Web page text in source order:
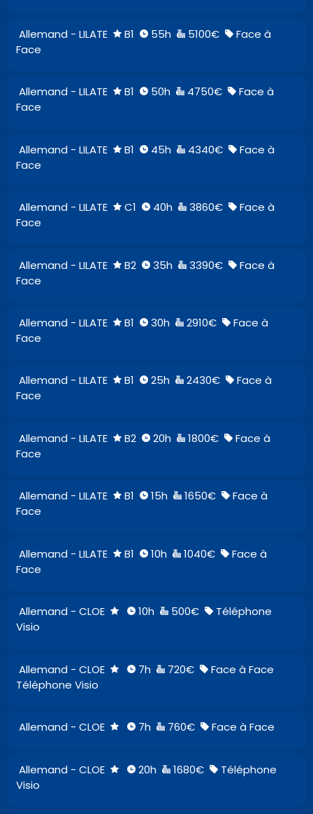
Allemand - LILATE B1 55h 5100€
Face à
Face
Allemand - LILATE B1 50h 4750€
Face à
Face
Allemand - LILATE B1 45h 4340€
Face à
Face
Allemand - LILATE C1 40h 3860€
Face à
Face
Allemand - LILATE B2 35h 3390€
Face à
Face
Allemand - LILATE B1 30h 2910€
Face à
Face
Allemand - LILATE B1 25h 2430€
Face à
Face
Allemand - LILATE B2 20h 1800€
Face à
Face
Allemand - LILATE B1 15h 1650€
Face à
Face
Allemand - LILATE B1 10h 1040€
Face à
Face
Allemand - CLOE 10h 500€
Téléphone
Visio
Allemand - CLOE 7h 720€
Face à Face
Téléphone Visio
Allemand - CLOE 7h 760€ Face à Face
Allemand - CLOE 20h 1680€
Téléphone
Visio